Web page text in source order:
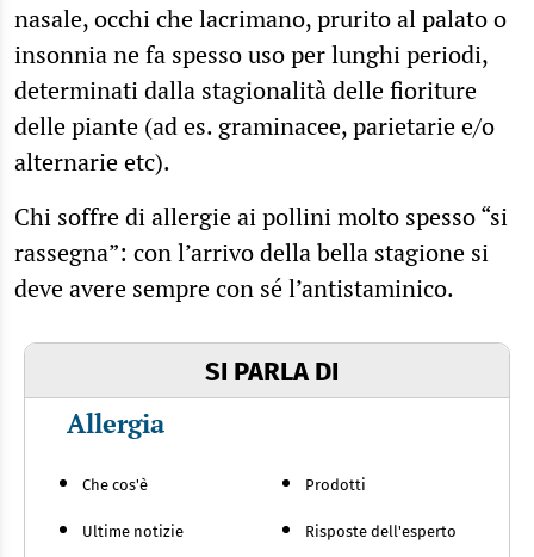
nasale, occhi che lacrimano, prurito al palato o
insonnia ne fa spesso uso per lunghi periodi,
determinati dalla stagionalità delle fioriture
delle piante (ad es. graminacee, parietarie e/o
alternarie etc).
Chi soffre di allergie ai pollini molto spesso “si
rassegna”: con l’arrivo della bella stagione si
deve avere sempre con sé l’antistaminico.
SI PARLA DI
Allergia
Che cos'è
Ultime notizie
Prodotti
Risposte dell'esperto